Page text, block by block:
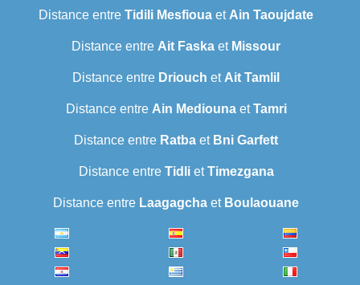
Distance entre Tidili Mesfioua et Ain Taoujdate
Distance entre Ait Faska et Missour
Distance entre Driouch et Ait Tamlil
Distance entre Ain MediounaetTamri
Distance entre Ratba et Bni Garfett
Distance entre TidlietTimezgana
Distance entre Laagagcha et Boulaouane